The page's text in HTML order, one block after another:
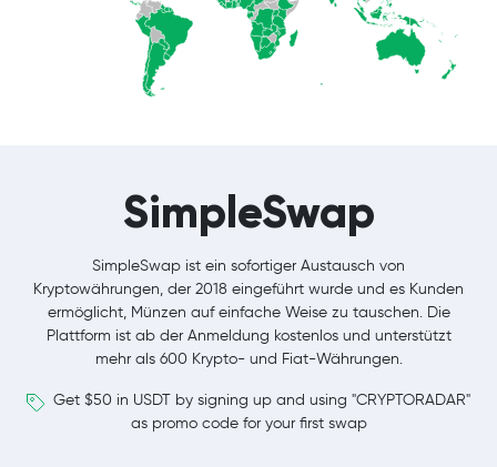
SimpleSwap
SimpleSwap ist ein sofortiger Austausch von
Kryptowährungen, der 2018 eingeführt wurde und es Kunden
ermöglicht, Münzen auf einfache Weise zu tauschen. Die
Plattform ist ab der Anmeldung kostenlos und unterstützt
mehr als 600 Krypto- und Fiat-Währungen.
Get $50 in USDT by signing up and using "CRYPTORADAR"
as promo code for your first swap